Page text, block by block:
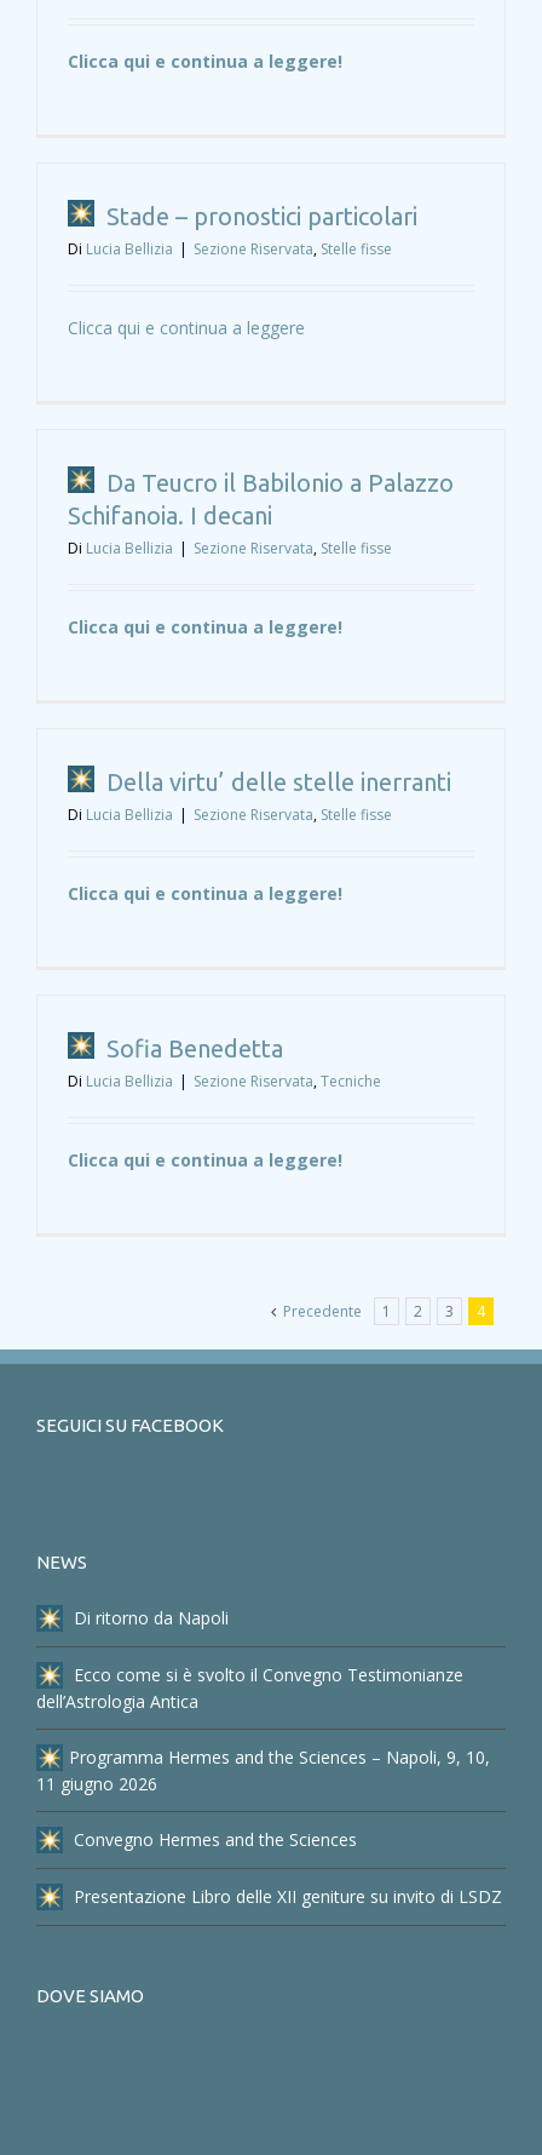
Clicca qui e continua a leggere!
Stade – pronostici particolari
Di Lucia Bellizia | Sezione Riservata, Stelle fisse
Clicca qui e continua a leggere
Da Teucro il Babilonio a Palazzo
Schifanoia. I decani
Di Lucia Bellizia | Sezione Riservata, Stelle fisse
Clicca qui e continua a leggere!
Della virtu’ delle stelle inerranti
Di Lucia Bellizia | Sezione Riservata, Stelle fisse
Clicca qui e continua a leggere!
Sofia Benedetta
Di Lucia Bellizia | Sezione Riservata,Tecniche
Clicca qui e continua a leggere!
Precedente 1 2 3 4
SEGUICI SU FACEBOOK
NEWS
Di ritorno da Napoli
Ecco come si è svolto il Convegno Testimonianze
dell’Astrologia Antica
Programma Hermes and the Sciences – Napoli, 9, 10,
11 giugno 2026
Convegno Hermes and the Sciences
Presentazione Libro delle XII geniture su invito di LSDZ
DOVE SIAMO